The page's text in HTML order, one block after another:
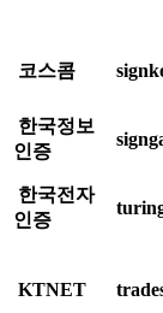
코스콤
한국정보
인증
한국전자
인증
KTNET